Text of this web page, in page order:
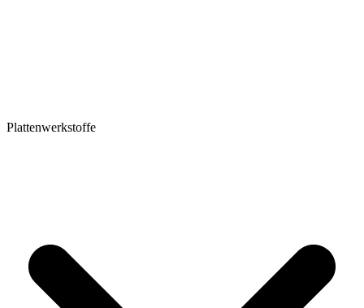
Plattenwerkstoffe